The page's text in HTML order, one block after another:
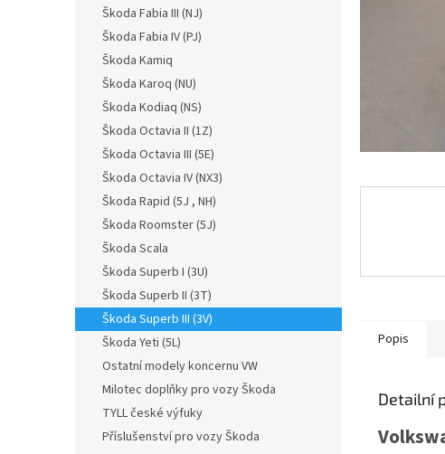
Škoda Fabia III (NJ)
Škoda Fabia IV (PJ)
Škoda Kamiq
Škoda Karoq (NU)
Škoda Kodiaq (NS)
Škoda Octavia II (1Z)
Škoda Octavia III (5E)
Škoda Octavia IV (NX3)
Škoda Rapid (5J , NH)
Škoda Roomster (5J)
Škoda Scala
Škoda Superb I (3U)
Škoda Superb II (3T)
Škoda Superb III (3V)
Škoda Yeti (5L)
Ostatní modely koncernu VW
Milotec doplňky pro vozy Škoda
TYLL české výfuky
Příslušenství pro vozy Škoda
Popis
Detailní